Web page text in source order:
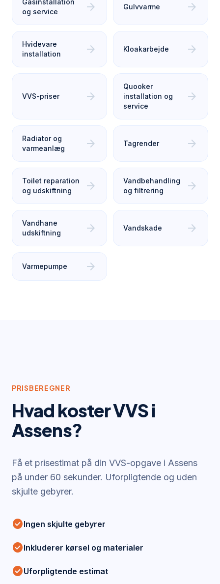
Gasinstallation
og service
arrow_forward Gulvvarme arrow_forward
Hvidevare
installation
arrow_forward Kloakarbejde arrow_forward
VVS-priser arrow_forward
Quooker
installation og
service
arrow_forward
Radiator og
varmeanlæg
arrow_forward Tagrender arrow_forward
Toilet reparation
og udskiftning
arrow_forward
Vandbehandling
og filtrering
arrow_forward
Vandhane
udskiftning
arrow_forward Vandskade arrow_forward
Varmepumpe arrow_forward
PRISBEREGNER
Hvad koster VVS i
Assens?
Få et prisestimat på din VVS-opgave i Assens
på under 60 sekunder. Uforpligtende og uden
skjulte gebyrer.
check_circleIngen skjulte gebyrer
check_circleInkluderer kørsel og materialer
check_circleUforpligtende estimat